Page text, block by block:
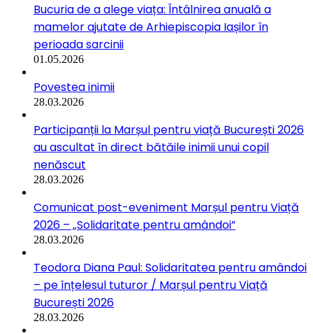
Bucuria de a alege viața: Întâlnirea anuală a
mamelor ajutate de Arhiepiscopia Iașilor în
perioada sarcinii
01.05.2026
Povestea inimii
28.03.2026
Participanții la Marșul pentru viață București 2026
au ascultat în direct bătăile inimii unui copil
nenăscut
28.03.2026
Comunicat post-eveniment Marșul pentru Viață
2026 – „Solidaritate pentru amândoi”
28.03.2026
Teodora Diana Paul: Solidaritatea pentru amândoi
– pe înțelesul tuturor / Marșul pentru Viață
București 2026
28.03.2026